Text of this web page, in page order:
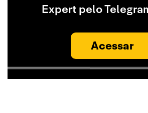
Expert pelo
Acessar